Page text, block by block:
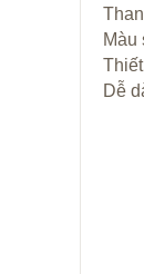
Màu
Dễ